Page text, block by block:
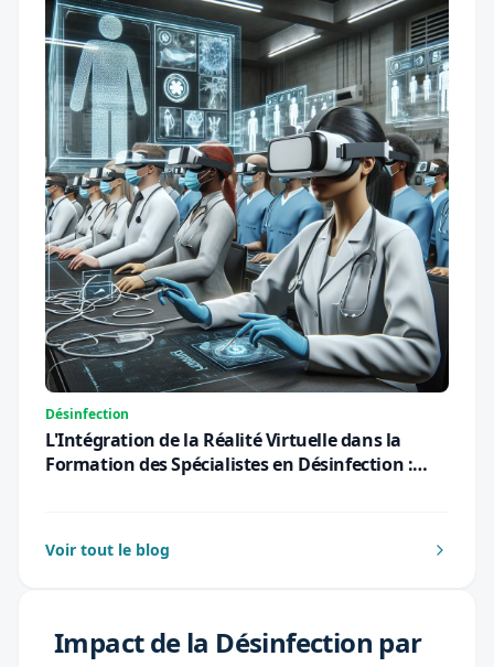
Désinfection
L'Intégration de la Réalité Virtuelle dans la
Formation des Spécialistes en Désinfection :
Voir tout le blog
Impact de la Désinfection par